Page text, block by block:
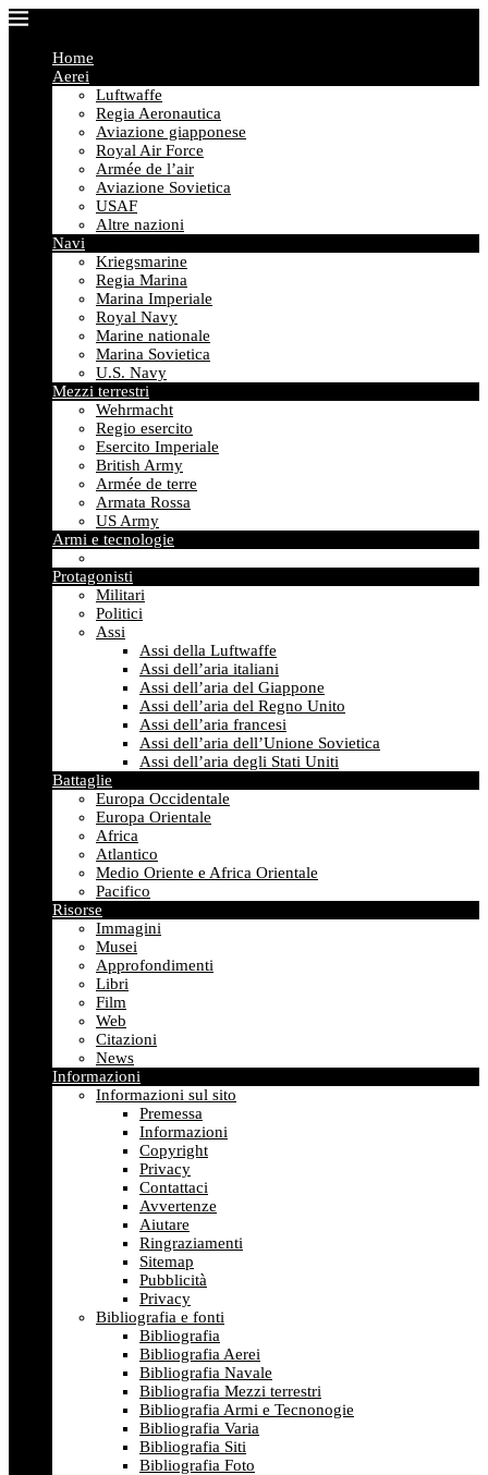
Home
Aerei
Luftwaffe
Regia Aeronautica
Aviazione giapponese
Royal Air Force
Armée de l’air
Aviazione Sovietica
USAF
Altre nazioni
Navi
Kriegsmarine
Regia Marina
Marina Imperiale
Royal Navy
Marine nationale
Marina Sovietica
U.S. Navy
Mezzi terrestri
Wehrmacht
Regio esercito
Esercito Imperiale
British Army
Armée de terre
Armata Rossa
US Army
Armi e tecnologie
Protagonisti
Militari
Politici
Assi
Assi della Luftwaffe
Assi dell’aria italiani
Assi dell’aria del Giappone
Assi dell’aria del Regno Unito
Assi dell’aria francesi
Assi dell’aria dell’Unione Sovietica
Assi dell’aria degli Stati Uniti
Battaglie
Europa Occidentale
Europa Orientale
Africa
Atlantico
Medio Oriente e Africa Orientale
Pacifico
Risorse
Immagini
Musei
Approfondimenti
Libri
Film
Web
Citazioni
News
Informazioni
Informazioni sul sito
Premessa
Informazioni
Copyright
Privacy
Contattaci
Avvertenze
Aiutare
Ringraziamenti
Sitemap
Pubblicità
Privacy
Bibliografia e fonti
Bibliografia
Bibliografia Aerei
Bibliografia Navale
Bibliografia Mezzi terrestri
Bibliografia Armi e Tecnonogie
Bibliografia Varia
Bibliografia Siti
Bibliografia Foto